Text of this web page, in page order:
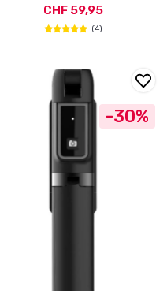
CHF 59,95
(4)
-30%